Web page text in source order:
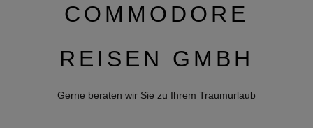
COMMODORE
REISEN GMBH
Gerne beraten wir Sie zu Ihrem Traumurlaub